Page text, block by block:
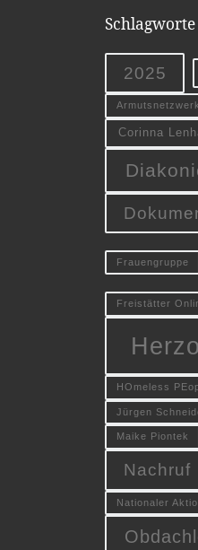
Schlagworte
2025
Corinna
Frauengruppe
Freistätter
HOmeless
Jürgen
Maike Piontek
Nachruf
Nationaler